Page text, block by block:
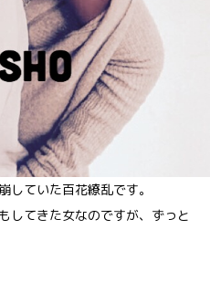
していた百花繚乱です。
してきた女なのですが、ずっと